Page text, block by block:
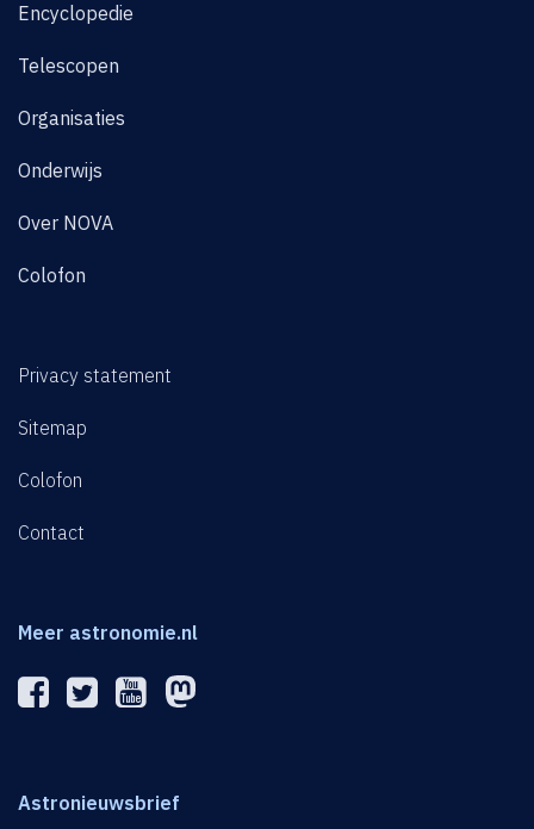
Encyclopedie
Telescopen
Organisaties
Onderwijs
Over NOVA
Colofon
Privacy statement
Sitemap
Colofon
Contact
Meer astronomie.nl
Astronieuwsbrief